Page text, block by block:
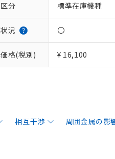
分 標準在庫機種
況 〇
格(税別) ¥ 16,100
相互干渉 周囲金属の影